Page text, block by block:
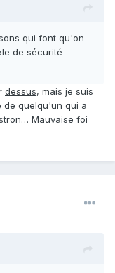
qui font qu'on
de sécurité
dessus, mais je suis
de quelqu'un qui a
Mauvaise foi